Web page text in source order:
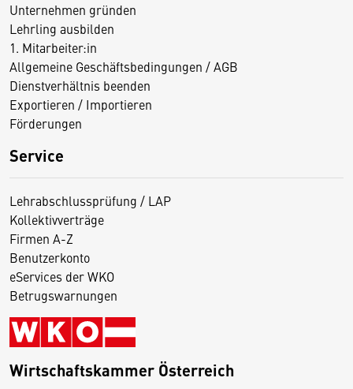
Unternehmen gründen
Lehrling ausbilden
1. Mitarbeiter:in
Allgemeine Geschäftsbedingungen / AGB
Dienstverhältnis beenden
Exportieren / Importieren
Förderungen
Service
Lehrabschlussprüfung / LAP
Kollektivverträge
Firmen A-Z
Benutzerkonto
eServices der WKO
Betrugswarnungen
Wirtschaftskammer Österreich